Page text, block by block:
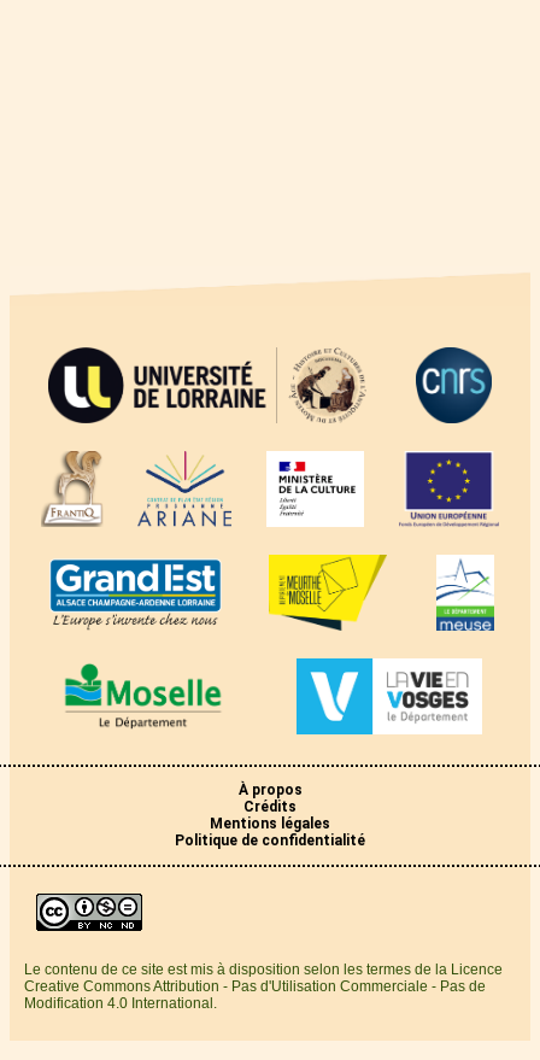
À propos
Crédits
Mentions légales
Politique de confidentialité
Le contenu de ce site est mis à disposition selon les termes de la Licence
Creative Commons Attribution - Pas d'Utilisation Commerciale - Pas de
Modification 4.0 International.